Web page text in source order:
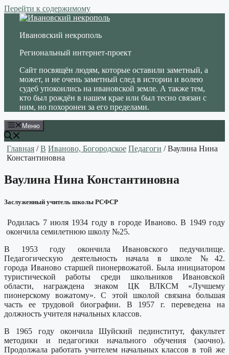
Перейти к содержимому
Ивановский некрополь
Региональный интернет-проект
Сайт посвящён людям, которые оставили заметный, а
может, и не очень заметный след в истории и волею
судеб упокоились на ивановской земле. А также тем,
кто был рождён в нашем крае или был тесно связан с
ним, но похоронен за его пределами.
Меню
Главная /В Иваново, Богородское Педагоги / Ваулина Нина
Константиновна
Ваулина Нина Константиновна
Заслуженный учитель школы РСФСР
Родилась 7 июля 1934 году в городе Иваново. В 1949 году
окончила семилетнюю школу №25.
В 1953 году окончила Ивановского педучилище.
Педагогическую деятельность начала в школе №42.
города Иваново старшей пионервожатой. Была инициатором
туристической работы среди школьников Ивановской
области, награждена знаком ЦК ВЛКСМ «Лучшему
пионерскому вожатому». С этой школой связана большая
часть ее трудовой биографии. В 1957 г. переведена на
должность учителя начальных классов.
В 1965 году окончила Шуйский пединститут, факультет
методики и педагогики начального обучения (заочно).
Продолжала работать учителем начальных классов в той же